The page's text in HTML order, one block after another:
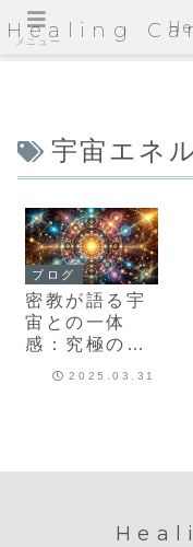
Healing
宇宙エネ
ブログ
密教が語る宇
宙との一体
感：究極の癒
2025.03.31
メニュー